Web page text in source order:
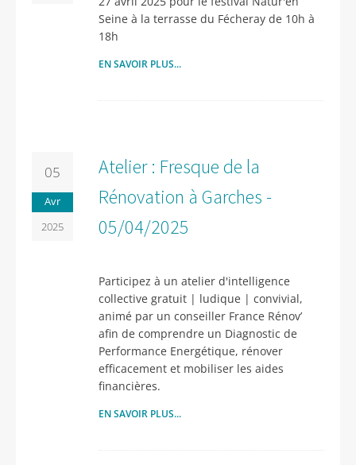
Seine à la terrasse du Fécheray de 10h à
18h
EN SAVOIR PLUS...
05
Avr
2025
Atelier : Fresque de la
Rénovation à Garches -
05/04/2025
Participez à un atelier d'intelligence
collective gratuit | ludique | convivial,
animé par un conseiller France Rénov’
afin de comprendre un Diagnostic de
Performance Energétique, rénover
efficacement et mobiliser les aides
financières.
EN SAVOIR PLUS...